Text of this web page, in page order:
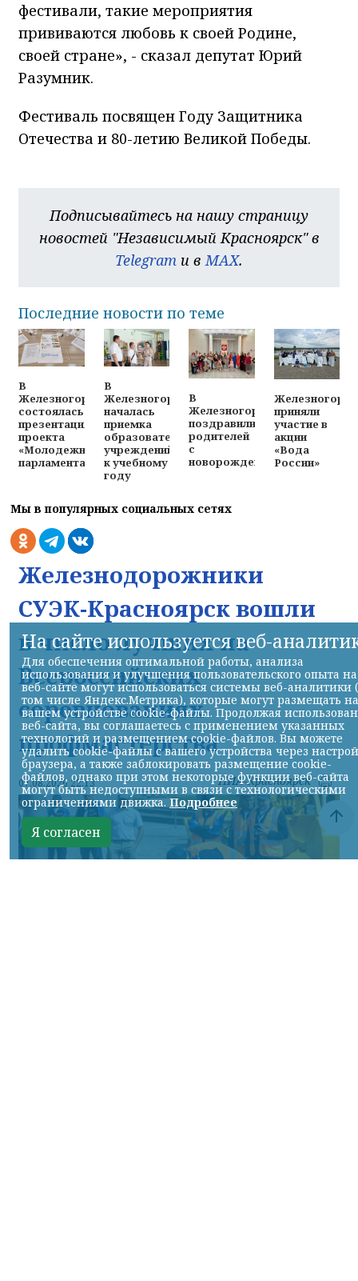
фестивали, такие мероприятия
прививаются любовь к своей Родине,
своей стране», - сказал депутат Юрий
Разумник.
Фестиваль посвящен Году Защитника
Отечества и 80-летию Великой Победы.
Подписывайтесь на нашу страницу
новостей "Независимый Красноярск" в
Telegram и вMAX.
Последние новости по теме
В
Железногорске
состоялась
презентация
проекта
«Молодежного
парламента»
В
Железногорске
началась
приемка
образовательных
учреждений
к учебному
году
В
Железногорске
поздравили
родителей
с
новорожденными
приняли
участие в
акции
«Вода
России»
Мы в популярных социальных сетях
Железнодорожники
СУЭК-Красноярск вошли
в число лучших на
Всероссийских
соревнованиях
профмастерства
07.08.2026 22:13 НИА-Красноярск
На сайте используется веб-
Для обеспечения оптимальной работы, анализа
использования и улучшения пользовательского опыта на
веб-сайте могут использоваться системы веб-аналитики
том числе Яндекс.Метрика), которые могут размещать на
вашем устройстве cookie-файлы. Продолжая
веб-сайта, вы соглашаетесь с применением указанных
технологий и размещением cookie-файлов. Вы можете
удалить cookie-файлы с вашего устройства через
браузера, а также заблокировать размещение cookie-
файлов, однако при этом некоторые функции веб-сайта
могут быть недоступными в связи с технологическими
ограничениями движка.Подробнее
Я согласен